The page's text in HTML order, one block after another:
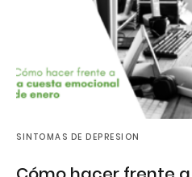
SINTOMAS DE DEPRESION